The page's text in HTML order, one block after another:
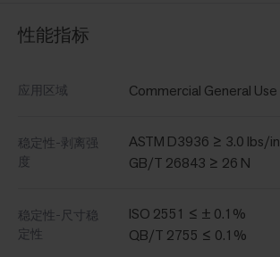
性能指标
应用区域 Commercial General Use
稳定性-剥离强
度
ASTM D3936 ≥ 3.0 lbs/in
GB/T 26843 ≥ 26 N
稳定性-尺寸稳
定性
ISO 2551 ≤ ± 0.1%
QB/T 2755 ≤ 0.1%